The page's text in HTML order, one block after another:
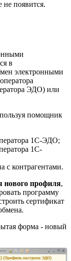
не появится.
в
электронными
ЭДО) или
помощник
1С-ЭДО;
1С-
с контрагентами.
нового профиля,
программу
сертификат
форма - новый